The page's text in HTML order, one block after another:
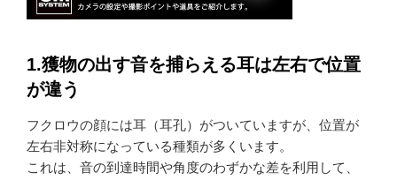
1.獲物の出す音を捕らえる耳は左右で位置
が違う
フクロウの顔には耳（耳孔）がついていますが、位置が
左右非対称になっている種類が多くいます。
これは、音の到達時間や角度のわずかな差を利用して、